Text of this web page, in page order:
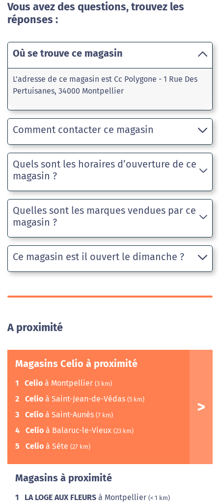
Vous avez des questions, trouvez les
réponses :
Où se trouve ce magasin
L'adresse de ce magasin est Cc Polygone - 1 Rue Des
Pertuisanes, 34000 Montpellier
Comment contacter ce magasin
Quels sont les horaires d’ouverture de ce
magasin ?
Quelles sont les marques vendues par ce
magasin ?
Ce magasin est il ouvert le dimanche ?
A proximité
Magasins Celio à proximité
1 Celio à Montpellier (3 km)
2 Celio à Saint-Jean-de-Védas (5 km)
3 Celio à Saint-Aunès (7 km)
4 Celio à Balaruc-le-Vieux (23 km)
5 Celio à Sète (27 km)
Magasins à proximité
1 LA LOGE AUX FLEURS à Montpellier (< 1 km)